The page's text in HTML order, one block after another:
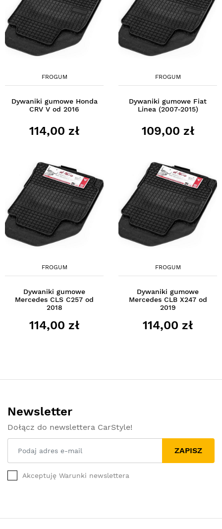
FROGUM
Dywaniki gumowe Honda
CRV V od 2016
114,00 zł
FROGUM
Dywaniki gumowe Fiat
Linea (2007-2015)
109,00 zł
FROGUM
Dywaniki gumowe
Mercedes CLS C257 od
2018
114,00 zł
FROGUM
Dywaniki gumowe
Mercedes CLB X247 od
2019
114,00 zł
Newsletter
Dołącz do newslettera CarStyle!
ZAPISZ
Akceptuję Warunki newslettera